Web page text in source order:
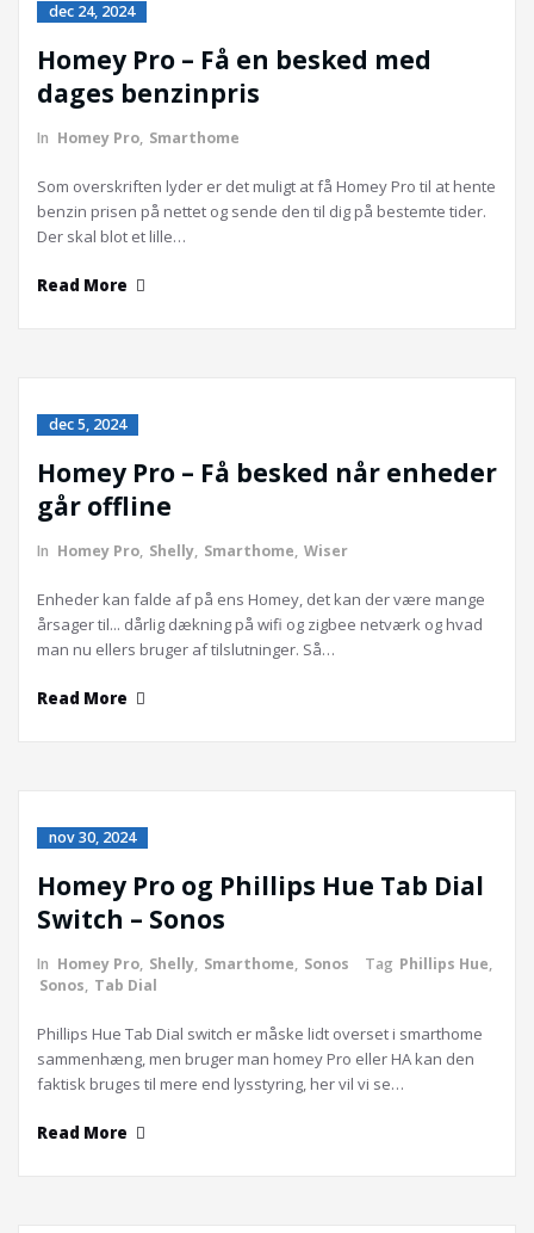
dec 24, 2024
Homey Pro – Få en besked med
dages benzinpris
In Homey Pro, Smarthome
Som overskriften lyder er det muligt at få Homey Pro til at hente
benzin prisen på nettet og sende den til dig på bestemte tider.
Der skal blot et lille…
Read More
dec 5, 2024
Homey Pro – Få besked når enheder
går offline
In Homey Pro, Shelly, Smarthome, Wiser
Enheder kan falde af på ens Homey, det kan der være mange
årsager til... dårlig dækning på wifi og zigbee netværk og hvad
man nu ellers bruger af tilslutninger. Så…
Read More
nov 30, 2024
Homey Pro og Phillips Hue Tab Dial
Switch – Sonos
In Homey Pro, Shelly, Smarthome, Sonos Tag Phillips Hue,
Sonos, Tab Dial
Phillips Hue Tab Dial switch er måske lidt overset i smarthome
sammenhæng, men bruger man homey Pro eller HA kan den
faktisk bruges til mere end lysstyring, her vil vi se…
Read More